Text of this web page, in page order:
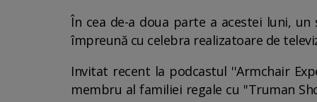
În cea de-a doua parte a acestei luni,
împreună cu celebra realizatoare de
Invitat recent la podcastul ''Armchair
membru al familiei regale cu ''Truman